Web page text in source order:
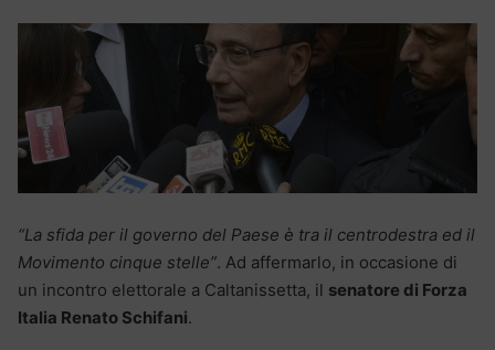
“La sfida per il governo del Paese è tra il centrodestra ed il
Movimento cinque stelle”. Ad affermarlo, in occasione di
un incontro elettorale a Caltanissetta, il senatore di Forza
Italia Renato Schifani.